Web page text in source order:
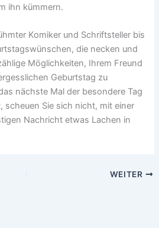
ihn kümmern.
Komiker und Schriftsteller bis
die necken und
Möglichkeiten, Ihrem Freund
Geburtstag zu
nächste Mal der besondere Tag
scheuen Sie sich nicht, mit einer
Nachricht etwas Lachen in
WEITER